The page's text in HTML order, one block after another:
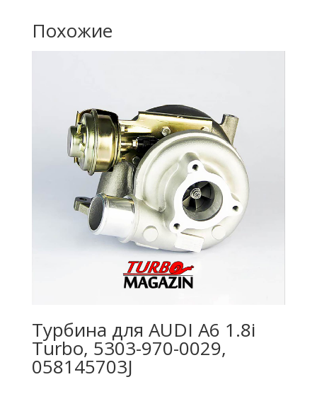
Похожие
Турбина для AUDI A6 1.8i
Turbo, 5303-970-0029,
058145703J